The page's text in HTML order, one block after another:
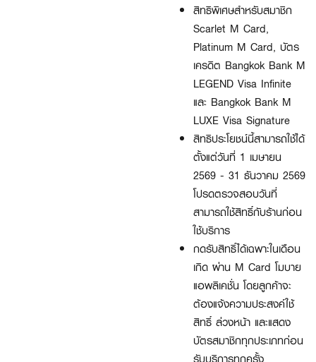
สิทธิพิเศษสำหรับสมาชิก
Scarlet M Card,
Platinum M Card, บัตร
เครดิต Bangkok Bank M
LEGEND Visa Infinite
และ Bangkok Bank M
LUXE Visa Signature
สิทธิประโยชน์นี้สามารถใช้ได้
ตั้งแต่วันที่ 1 เมษายน
2569 - 31 ธันวาคม 2569
โปรดตรวจสอบวันที่
สามารถใช้สิทธิ์กับร้านก่อน
ใช้บริการ
กดรับสิทธิ์ได้เฉพาะในเดือน
เกิด ผ่าน M Card โมบาย
แอพลิเคชั่น โดยลูกค้าจะ
ต้องแจ้งความประสงค์ใช้
สิทธิ์ ล่วงหน้า และแสดง
บัตรสมาชิกทุกประเภทก่อน